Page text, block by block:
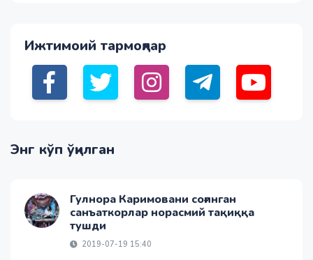
Ижтимоий тармоқлар
Энг кўп ўқилган
Гулнора Каримовани соғинган
санъаткорлар норасмий тақиққа
тушди
2019-07-19 15:40